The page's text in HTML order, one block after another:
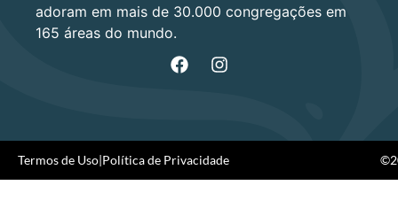
adoram em mais de 30.000 congregações em
165 áreas do mundo.
Termos de Uso|Política de Privacidade